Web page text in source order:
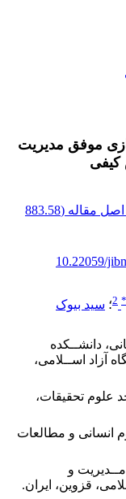
موفق مدیریت
کیفی
اصل مقاله (883.58
10.22059/
*
2؛ سید بیوک
دانشــکده
آزاد اســلامی،
علوم تحقیقات،
انسانی‌ و مطالعات‌
و
قزوین، ایران.